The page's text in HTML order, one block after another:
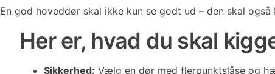
En god hoveddør skal ikke kun se godt ud – den skal
Her er, hvad du skal
Sikkerhed: Vælg en dør med flerpunktslåse og